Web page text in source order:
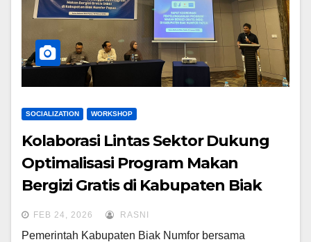
SOCIALIZATION WORKSHOP
Kolaborasi Lintas Sektor Dukung
Optimalisasi Program Makan
Bergizi Gratis di Kabupaten Biak
Numfor
FEB 24, 2026 RASNI
Pemerintah Kabupaten Biak Numfor bersama